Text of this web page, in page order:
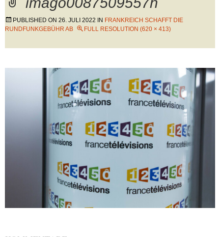
PUBLISHED ON 26. JULI 2022 IN FRANKREICH SCHAFFT DIE
RUNDFUNKGEBÜHR AB
FULL RESOLUTION (620 × 413)